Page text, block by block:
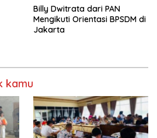
Billy Dwitrata dari PAN
Mengikuti Orientasi BPSDM di
Jakarta
kamu